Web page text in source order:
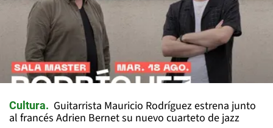
Cultura
Guitarrista Mauricio Rodríguez estrena junto
al francés Adrien Bernet su nuevo cuarteto de jazz